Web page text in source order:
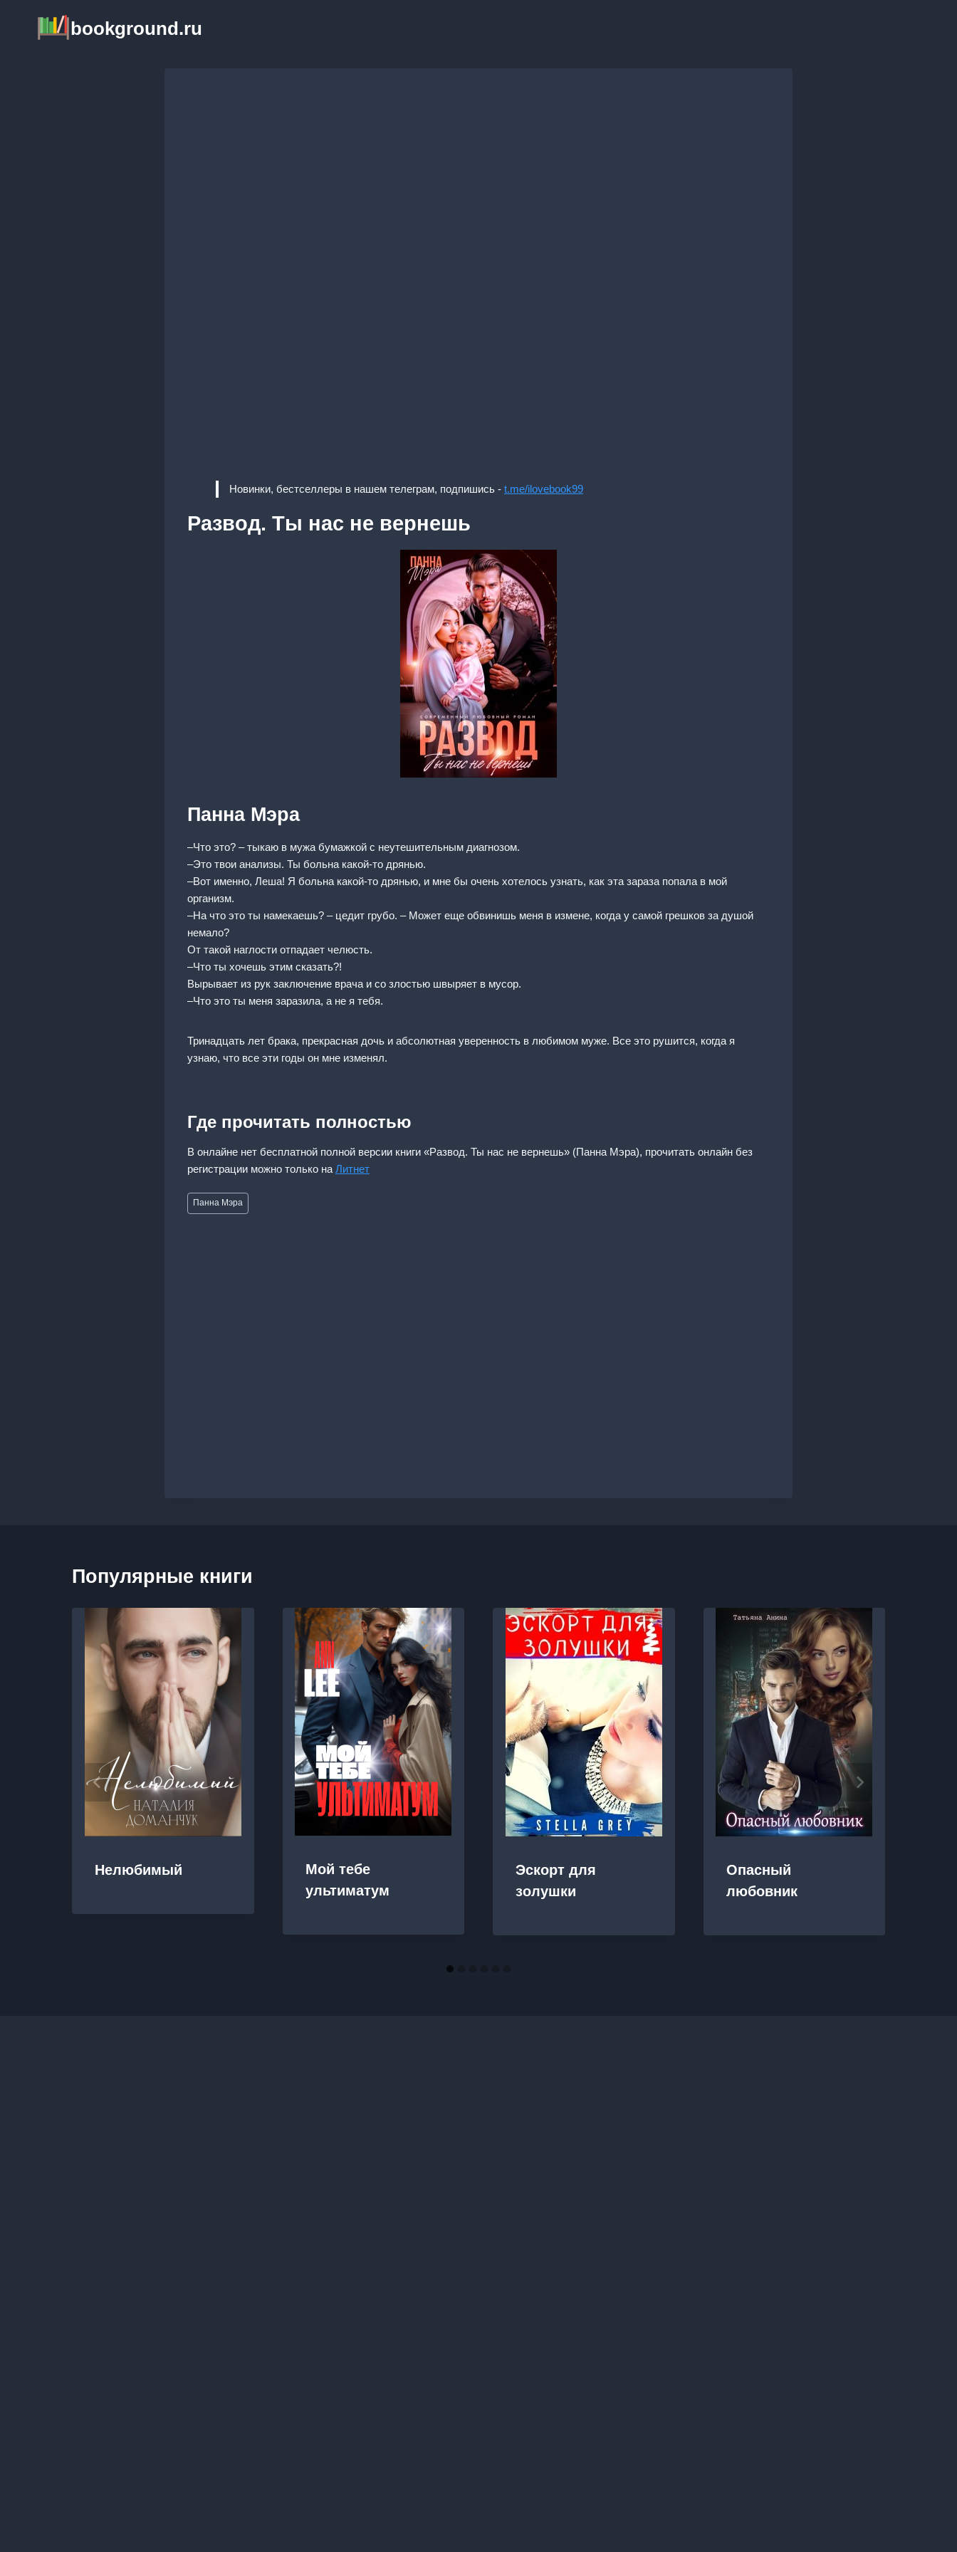
содержимому
bookground.ru
Новинки, бестселлеры в нашем телеграм, подпишись - t.me/ilovebook99
Развод. Ты нас не вернешь
Панна Мэра
–Что это? – тыкаю в мужа бумажкой с неутешительным диагнозом.
–Это твои анализы. Ты больна какой-то дрянью.
–Вот именно, Леша! Я больна какой-то дрянью, и мне бы очень хотелось узнать, как эта зараза попала в мой
организм.
–На что это ты намекаешь? – цедит грубо. – Может еще обвинишь меня в измене, когда у самой грешков за душой
немало?
От такой наглости отпадает челюсть.
–Что ты хочешь этим сказать?!
Вырывает из рук заключение врача и со злостью швыряет в мусор.
–Что это ты меня заразила, а не я тебя.
Тринадцать лет брака, прекрасная дочь и абсолютная уверенность в любимом муже. Все это рушится, когда я
узнаю, что все эти годы он мне изменял.
Где прочитать полностью
В онлайне нет бесплатной полной версии книги «Развод. Ты нас не вернешь» (Панна Мэра), прочитать онлайн без
регистрации можно только на Литнет
Метки
записи:
Панна Мэра
Популярные книги
Нелюбимый
Мой тебе
ультиматум
Эскорт для
золушки
Опасный
любовник